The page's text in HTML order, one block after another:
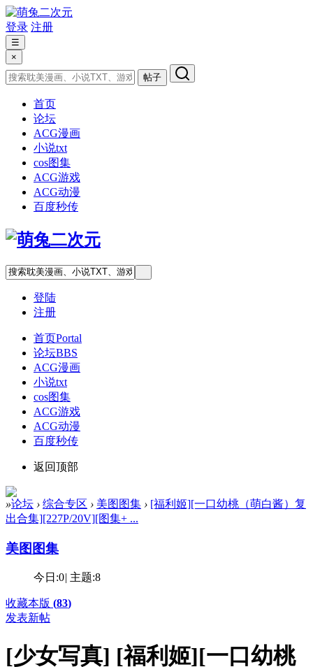
登录 注册
☰
×
帖子
首页
论坛
ACG漫画
小说txt
cos图集
ACG游戏
ACG动漫
百度秒传
登陆
注册
首页Portal
论坛BBS
ACG漫画
小说txt
cos图集
ACG游戏
ACG动漫
百度秒传
返回顶部
»论坛 › 综合专区 › 美图图集 › [福利姬][一口幼桃（萌白酱）复
出合集][227P/20V][图集+ ...
美图图集
今日:0| 主题:8
收藏本版 (83)
发表新帖
[少女写真] [福利姬][一口幼桃